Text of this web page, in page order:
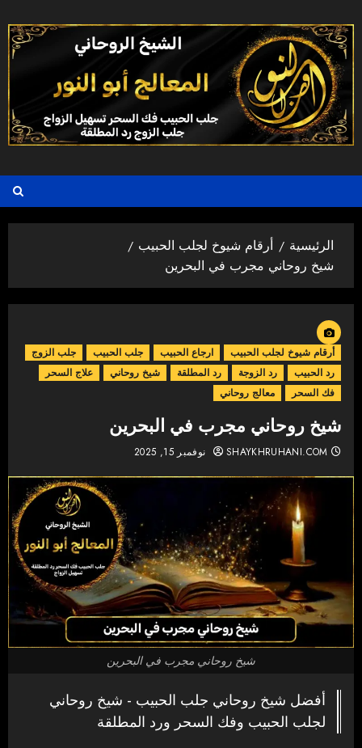
إلى
المحتوى
الرئيسية
أرقام شيوخ لجلب الحبيب
شيخ روحاني مجرب في البحرين
أرقام شيوخ لجلب الحبيب ارجاع الحبيب جلب الحبيب
جلب الزوج
رد الحبيب
رد الزوجة رد المطلقة شيخ روحاني
علاج السحر
فك السحر
معالج روحاني
شيخ روحاني مجرب في البحرين
SHAYKHRUHANI.COM نوفمبر 15, 2025
شيخ روحاني مجرب في البحرين
أفضل شيخ روحاني جلب الحبيب - شيخ روحاني
لجلب الحبيب وفك السحر ورد المطلقة